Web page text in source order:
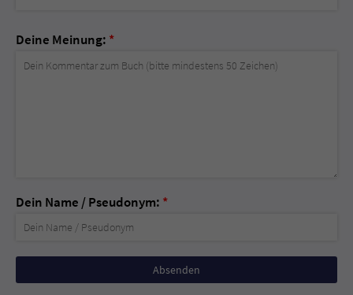
Deine Meinung: *
Dein Name / Pseudonym: *
Nicht
ausfüllen!